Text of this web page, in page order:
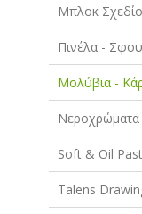
Μπλοκ
Πινέλα -
Μολύβια -
Νεροχρώματα
Soft & Oil
Talens